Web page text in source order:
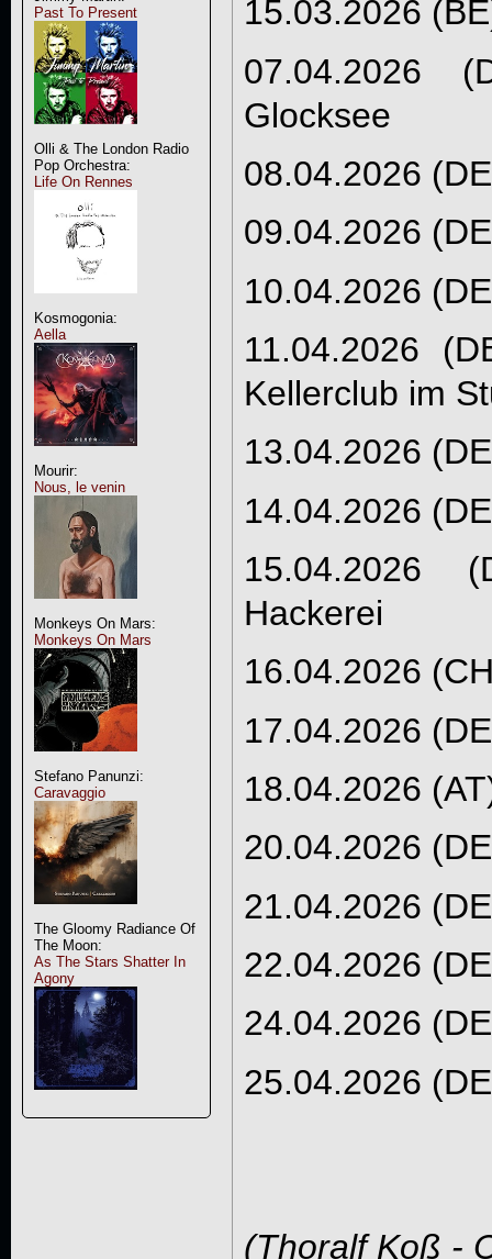
Past To Present
Olli & The London Radio
Pop Orchestra:
Life On Rennes
Kosmogonia:
Aella
Mourir:
Nous, le venin
Monkeys On Mars:
Monkeys On Mars
Stefano Panunzi:
Caravaggio
The Gloomy Radiance Of
The Moon:
As The Stars Shatter In
Agony
15.03.2026
07.04.2026
Glocksee
08.04.2026
09.04.2026
10.04.2026
11.04.2026
Kellerclub im
13.04.2026
14.04.2026
15.04.2026
Hackerei
16.04.2026
17.04.2026
18.04.2026
20.04.2026
21.04.2026
22.04.2026
24.04.2026
25.04.2026
(Thoralf Koß -